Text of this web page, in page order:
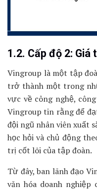
1.2. Cấp độ 2: Giá
Vingroup là một tập
trở thành một trong
vực về công nghệ,
Vingroup tin rằng để
đội ngũ nhân viên xuất
học hỏi và chủ động
trị cốt lõi của tập đoàn.
Từ đây, ban lãnh đạo
văn hóa doanh nghiệp